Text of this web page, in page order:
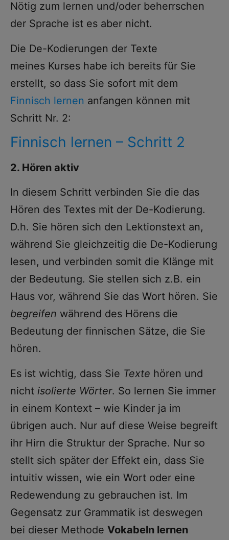
Nötig zum lernen und/oder beherrschen
der Sprache ist es aber nicht.
Die De-Kodierungen der Texte
meines Kurses habe ich bereits für Sie
erstellt, so dass Sie sofort mit dem
Finnisch lernen anfangen können mit
Schritt Nr. 2:
Finnisch lernen – Schritt 2
2. Hören aktiv
In diesem Schritt verbinden Sie die das
Hören des Textes mit der De-Kodierung.
D.h. Sie hören sich den Lektionstext an,
während Sie gleichzeitig die De-Kodierung
lesen, und verbinden somit die Klänge mit
der Bedeutung. Sie stellen sich z.B. ein
Haus vor, während Sie das Wort hören. Sie
begreifen während des Hörens die
Bedeutung der finnischen Sätze, die Sie
hören.
Es ist wichtig, dass Sie Texte hören und
nicht isolierte Wörter. So lernen Sie immer
in einem Kontext – wie Kinder ja im
übrigen auch. Nur auf diese Weise begreift
ihr Hirn die Struktur der Sprache. Nur so
stellt sich später der Effekt ein, dass Sie
intuitiv wissen, wie ein Wort oder eine
Redewendung zu gebrauchen ist. Im
Gegensatz zur Grammatik ist deswegen
bei dieser Methode Vokabeln lernen